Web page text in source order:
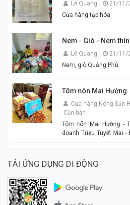
Lê Quang 21/11/
Cửa hàng tạp hóa
Nem - Giò - Nem
Lê Quang 21/11/
Nem, giò Quảng Phú
Tôm nõn Mai Hường
Cửa hàng Nông Sản
Cần bán
Tôm nõn Mai Hường -
doanh Triệu Tuyết Mai
Giá: 600.000 đồng -
TẢI ỨNG DỤNG DI ĐỘNG